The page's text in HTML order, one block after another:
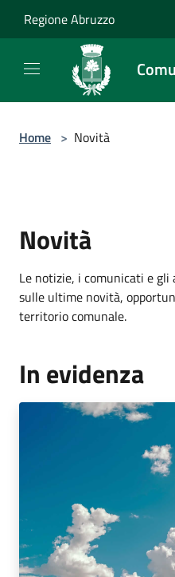
Regione Abruzzo
Home > Novità
Novità
Le notizie, i comunicati e
sulle ultime novità,
territorio comunale.
In evidenza